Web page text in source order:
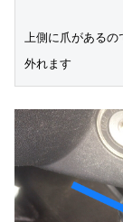
上側に爪があるの
外れます